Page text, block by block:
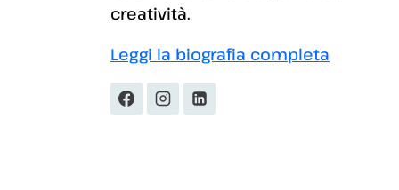
creatività.
Leggi la biografia completa